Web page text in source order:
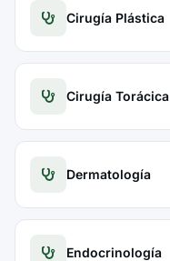
Cirugía Plástica
Cirugía Torácica
Dermatología
Endocrinología